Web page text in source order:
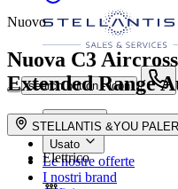
search button - icon
Nuovo
Usato
Le nostre offerte
I nostri brand
Nuovo
Nuova C3 Aircross
Extended Range
STELLANTIS &YOU
Elettrico